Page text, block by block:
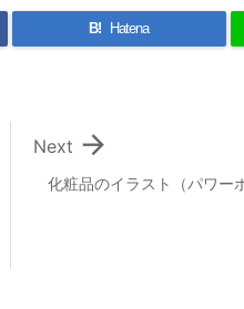
B! Hatena
化粧品のイラスト（パワー

Next